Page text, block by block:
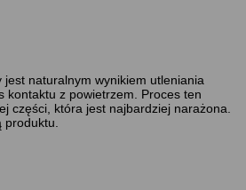
jest naturalnym wynikiem utleniania
kontaktu z powietrzem. Proces ten
części, która jest najbardziej narażona.